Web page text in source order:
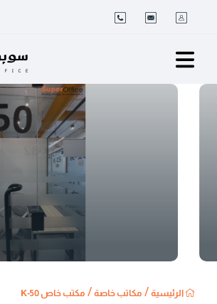
الرئيسية / مكاتب خاصة / مكتب خاص K-50